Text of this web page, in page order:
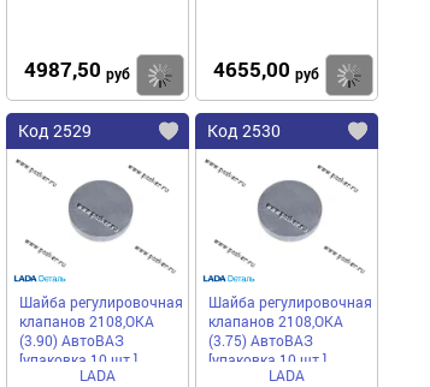
4987,50 руб Купить
4655,00 руб
Код 2529
Шайба регулировочная
клапанов 2108,ОКА
(3.90) АвтоВАЗ
[упаковка 10 шт.]
LADA
Код 2530
Шайба регулировочная
клапанов 2108,ОКА
(3.75) АвтоВАЗ
[упаковка 10 шт.]
LADA